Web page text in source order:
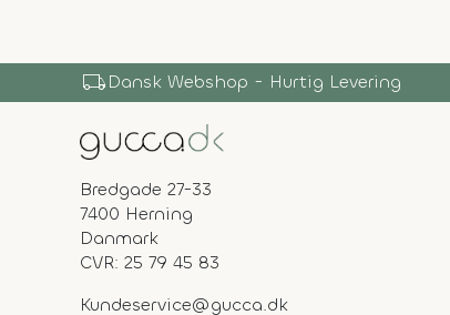
local_shippingDansk Webshop - Hurtig Levering
Bredgade 27-33
7400 Herning
Danmark
CVR: 25 79 45 83
Kundeservice@gucca.dk